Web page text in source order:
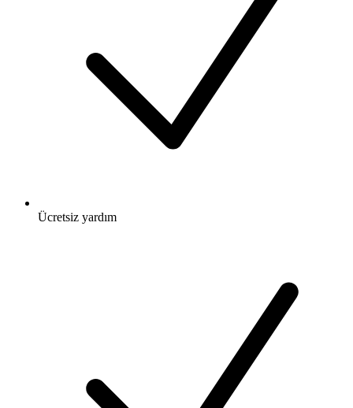
Ücretsiz yardım